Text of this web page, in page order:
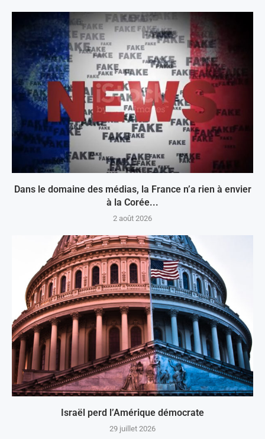
Dans le domaine des médias, la France n’a rien à envier
à la Corée...
2 août 2026
Israël perd l’Amérique démocrate
29 juillet 2026